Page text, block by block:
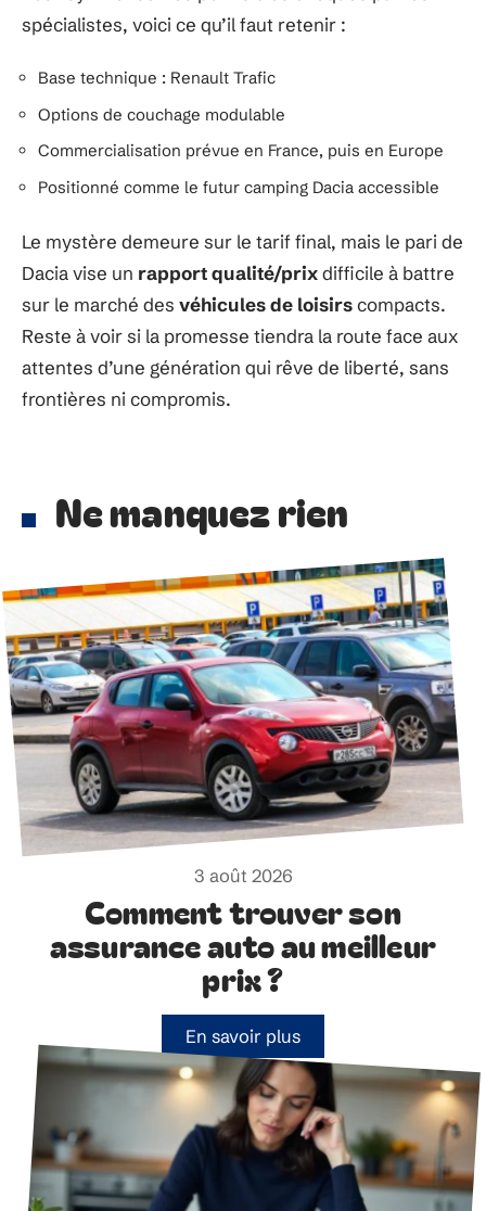
spécialistes, voici ce qu’il faut retenir :
Base technique : Renault Trafic
Options de couchage modulable
Commercialisation prévue en France, puis en Europe
Positionné comme le futur camping Dacia accessible
Le mystère demeure sur le tarif final, mais le pari de
Dacia vise un rapport qualité/prixdifficile à battre
sur le marché des véhicules de loisirscompacts.
Reste à voir si la promesse tiendra la route face aux
attentes d’une génération qui rêve de liberté, sans
frontières ni compromis.
Ne manquez rien
3 août 2026
Comment trouver son
assurance auto au meilleur
prix ?
En savoir plus